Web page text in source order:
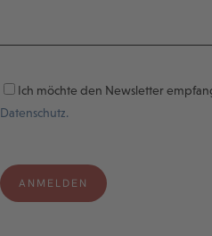
Ich möchte den Newsletter
Datenschutz.